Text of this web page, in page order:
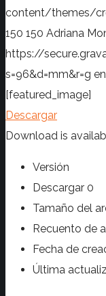
content/themes/
150 150 Adriana
https://
s=96&d=mm&r=g
[featured_image]
Descargar
Download is
Versión
Descargar 0
Tamaño del
Recuento de
Fecha de
Última